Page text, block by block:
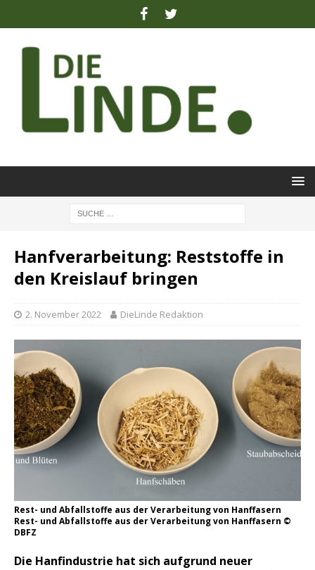
Hanfverarbeitung: Reststoffe in
den Kreislauf bringen
2. November 2022 DieLinde Redaktion
Rest- und Abfallstoffe aus der Verarbeitung von Hanffasern
Rest- und Abfallstoffe aus der Verarbeitung von Hanffasern ©
DBFZ
Die Hanfindustrie hat sich aufgrund neuer